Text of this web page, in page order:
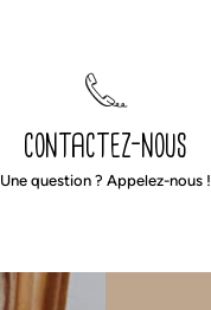
contactez-nous
Une question ? Appelez-nous !